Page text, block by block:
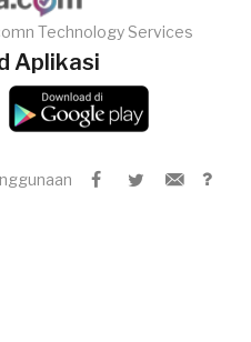
Technology Services
Aplikasi